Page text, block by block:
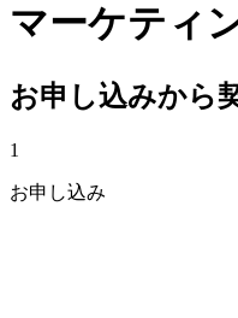
マーケティ
お申し込みから
1
お申し込み